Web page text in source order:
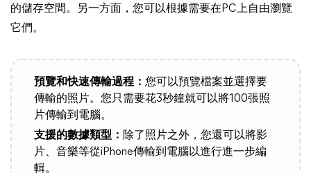
的儲存空間。另一方面，您可以根據需要在PC上自由瀏覽
它們。
預覽和快速傳輸過程： 您可以預覽檔案並選擇要
傳輸的照片。您只需要花3秒鐘就可以將100張照
片傳輸到電腦。
支援的數據類型： 除了照片之外，您還可以將影
片、音樂等從iPhone傳輸到電腦以進行進一步編
輯。